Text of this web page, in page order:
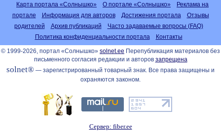
Карта портала «Солнышко» О портале «Солнышко»
Реклама на
портале
Информация для авторов Достижения портала
Отзывы
родителей
Архив публикаций
Часто задаваемые вопросы (FAQ)
Политика конфиденциальности портала
Контакты
© 1999-2026, портал «Солнышко» solnet.ee Перепубликация материалов без
письменного согласия редакции и авторов запрещена
solnet® — зарегистрированный товарный знак. Все права защищены и
охраняются законом.
Сервер: fiber.ee